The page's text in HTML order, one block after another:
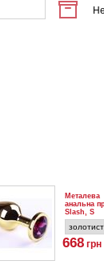
Металева
анальна
Slash, S
668 грн